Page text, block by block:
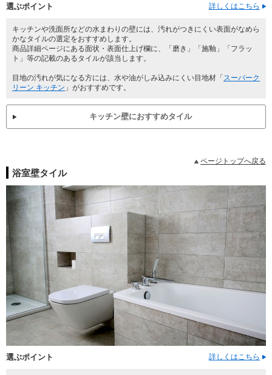
選ぶポイント 詳しくはこちら
キッチンや洗面所などの水まわりの壁には、汚れがつきにくい表面がなめら
かなタイルの選定をおすすめします。
商品詳細ページにある面状・表面仕上げ欄に、「磨き」「施釉」「フラッ
ト」等の記載のあるタイルが該当します。
目地の汚れが気になる方には、水や油がしみ込みにくい目地材「スーパーク
リーン キッチン 」がおすすめです。
キッチン壁におすすめタイル
ページトップへ戻る
浴室壁タイル
選ぶポイント 詳しくはこちら